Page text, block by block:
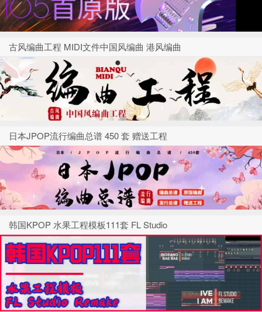
古风编曲工程 MIDI文件中国风编曲 港风编曲
日本JPOP流行编曲总谱 450 套 赠送工程
韩国KPOP 水果工程模板111套 FL Studio